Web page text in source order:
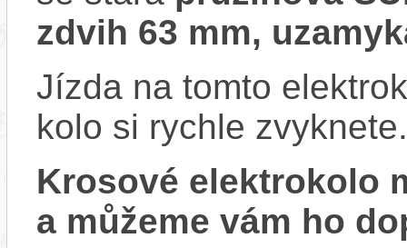
zdvih 63 mm,
Jízda na tomto
kolo si rychle zvyknete.
Krosové elektrokolo
a můžeme vám ho